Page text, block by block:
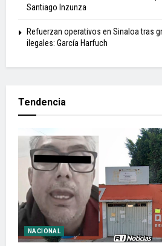
Santiago Inzunza
Refuerzan operativos en Sinaloa tras
ilegales: García Harfuch
Tendencia
NACIONAL